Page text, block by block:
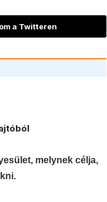
a Twitteren
melynek célja,